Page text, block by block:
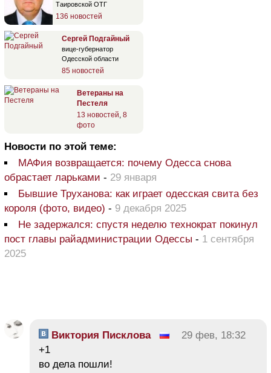
Таировской ОТГ
136 новостей
Сергей Подгайный
вице-губернатор
Одесской области
85 новостей
Ветераны на
Пестеля
13 новостей, 8
фото
Новости по этой теме:
МАФия возвращается: почему Одесса снова
обрастает ларьками - 29 января
Бывшие Труханова: как играет одесская свита без
короля (фото, видео) - 9 декабря 2025
Не задержался: спустя неделю технократ покинул
пост главы райадминистрации Одессы - 1 сентября
2025
Виктория Писклова
29 фев, 18:32
+1
во дела пошли!